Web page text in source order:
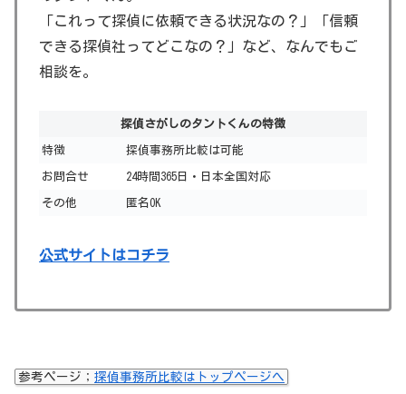
「これって探偵に依頼できる状況なの？」「信頼
できる探偵社ってどこなの？」など、なんでもご
相談を。
探偵さがしのタントくんの特徴
特徴 探偵事務所比較は可能
お問合せ 24時間365日・日本全国対応
その他 匿名OK
公式サイトはコチラ
参考ページ； 探偵事務所比較はトップページへ